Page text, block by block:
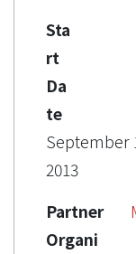
Sta
rt
Da
te
September
2013
Partner
Organi